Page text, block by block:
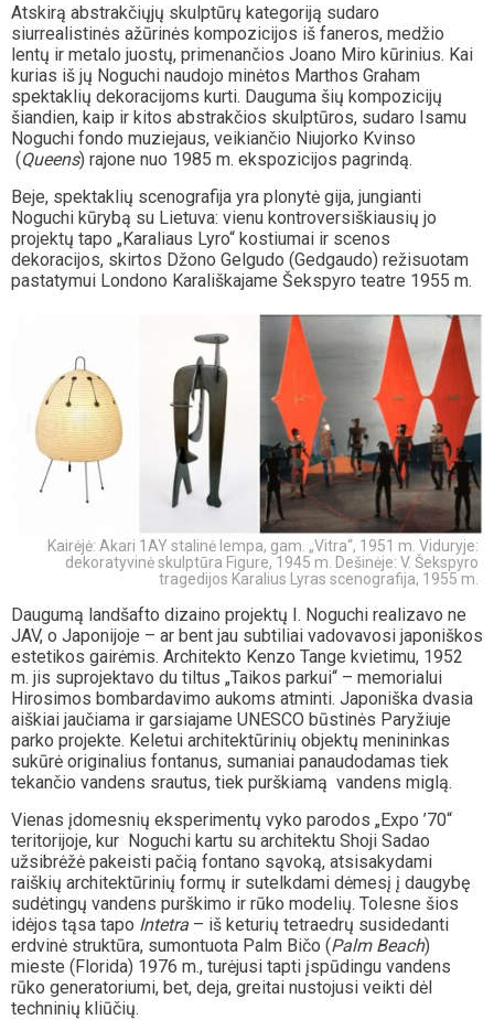
Atskirą abstrakčiųjų skulptūrų kategoriją sudaro
siurrealistinės ažūrinės kompozicijos iš faneros, medžio
lentų ir metalo juostų, primenančios Joano Miro kūrinius. Kai
kurias iš jų Noguchi naudojo minėtos Marthos Graham
spektaklių dekoracijoms kurti. Dauguma šių kompozicijų
šiandien, kaip ir kitos abstrakčios skulptūros, sudaro Isamu
Noguchi fondo muziejaus, veikiančio Niujorko Kvinso
(Queens) rajone nuo 1985 m. ekspozicijos pagrindą.
Beje, spektaklių scenografija yra plonytė gija, jungianti
Noguchi kūrybą su Lietuva: vienu kontroversiškiausių jo
projektų tapo „Karaliaus Lyro“ kostiumai ir scenos
dekoracijos, skirtos Džono Gelgudo (Gedgaudo) režisuotam
pastatymui Londono Karališkajame Šekspyro teatre 1955 m.
Kairėjė: Akari 1AY stalinė lempa, gam. „Vitra“, 1951 m. Viduryje:
dekoratyvinė skulptūra Figure, 1945 m. Dešinėje: V. Šekspyro
tragedijos Karalius Lyras scenografija, 1955 m.
Daugumą landšafto dizaino projektų I. Noguchi realizavo ne
JAV, o Japonijoje – ar bent jau subtiliai vadovavosi japoniškos
estetikos gairėmis. Architekto Kenzo Tange kvietimu, 1952
m. jis suprojektavo du tiltus „Taikos parkui“ – memorialui
Hirosimos bombardavimo aukoms atminti. Japoniška dvasia
aiškiai jaučiama ir garsiajame UNESCO būstinės Paryžiuje
parko projekte. Keletui architektūrinių objektų menininkas
sukūrė originalius fontanus, sumaniai panaudodamas tiek
tekančio vandens srautus, tiek purškiamą vandens miglą.
Vienas įdomesnių eksperimentų vyko parodos „Expo ’70“
teritorijoje, kur Noguchi kartu su architektu Shoji Sadao
užsibrėžė pakeisti pačią fontano sąvoką, atsisakydami
raiškių architektūrinių formų ir sutelkdami dėmesį į daugybę
sudėtingų vandens purškimo ir rūko modelių. Tolesne šios
idėjos tąsa tapo Intetra – iš keturių tetraedrų susidedanti
erdvinė struktūra, sumontuota Palm Bičo (Palm Beach)
mieste (Florida) 1976 m., turėjusi tapti įspūdingu vandens
rūko generatoriumi, bet, deja, greitai nustojusi veikti dėl
techninių kliūčių.